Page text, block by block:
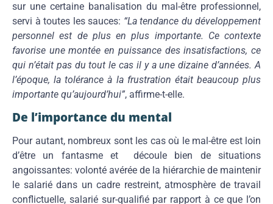
sur une certaine banalisation du mal-être professionnel,
servi à toutes les sauces: “La tendance du développement
personnel est de plus en plus importante. Ce contexte
favorise une montée en puissance des insatisfactions, ce
qui n’était pas du tout le cas il y a une dizaine d’années. A
l’époque, la tolérance à la frustration était beaucoup plus
importante qu’aujourd’hui”, affirme-t-elle.
De l’importance du mental
Pour autant, nombreux sont les cas où le mal-être est loin
d’être un fantasme et découle bien de situations
angoissantes: volonté avérée de la hiérarchie de maintenir
le salarié dans un cadre restreint, atmosphère de travail
conflictuelle, salarié sur-qualifié par rapport à ce que l’on